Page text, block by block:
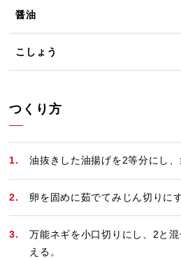
醤油
こしょう
つくり方
油抜きした油揚げを2等分にし、
卵を固めに茹でてみじん切りにす
万能ネギを小口切りにし、2と
える。